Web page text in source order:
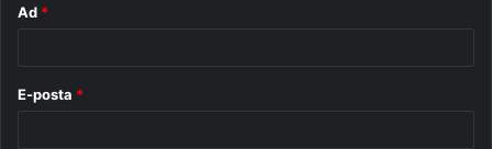
Ad *
E-posta *